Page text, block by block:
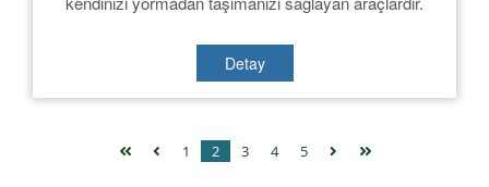
Detay
1 2 3 4 5